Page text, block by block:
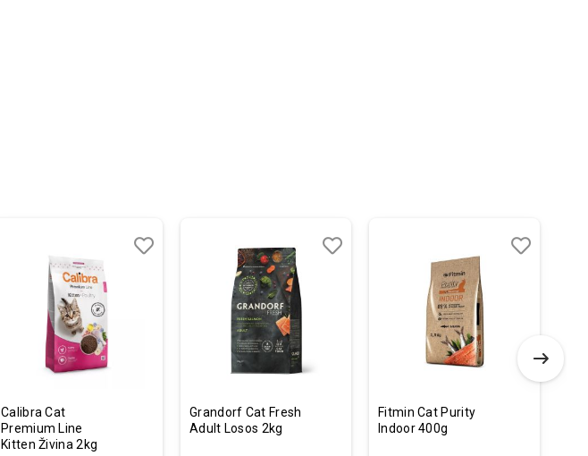
Calibra Cat
Premium Line
Kitten Živina 2kg
Grandorf Cat Fresh
Adult Losos 2kg
Fitmin Cat Purity
Indoor 400g